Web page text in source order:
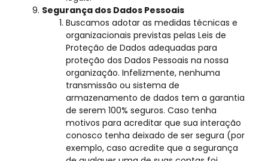
Segurança dos Dados Pessoais
Buscamos adotar as medidas técnicas e
organizacionais previstas pelas Leis de
Proteção de Dados adequadas para
proteção dos Dados Pessoais na nossa
organização. Infelizmente, nenhuma
transmissão ou sistema de
armazenamento de dados tem a garantia
de serem 100% seguros. Caso tenha
motivos para acreditar que sua interação
conosco tenha deixado de ser segura (por
exemplo, caso acredite que a segurança